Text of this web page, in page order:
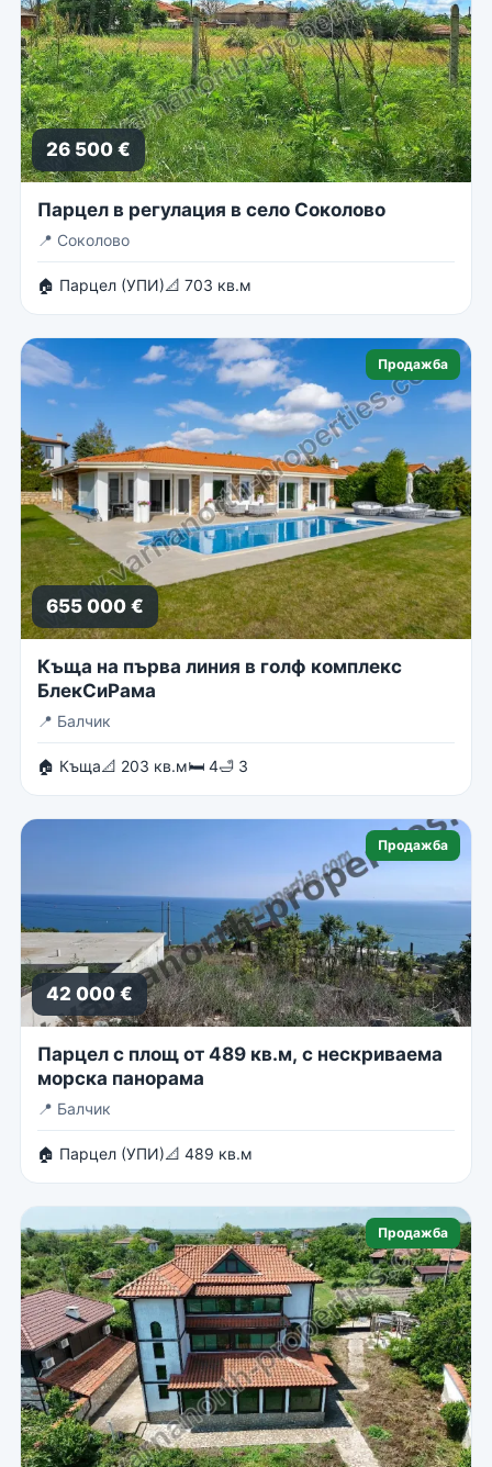
26 500 €
Парцел в регулация в село Соколово
📍 Соколово
🏠 Парцел (УПИ)📐 703 кв.м
Продажба
655 000 €
Къща на първа линия в голф комплекс
БлекСиРама
📍 Балчик
🏠 Къща📐 203 кв.м🛏 4🛁 3
Продажба
42 000 €
Парцел с площ от 489 кв.м, с нескриваема
морска панорама
📍 Балчик
🏠 Парцел (УПИ)📐 489 кв.м
Продажба